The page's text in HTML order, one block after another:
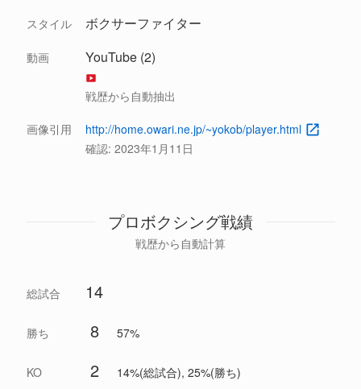
スタイル ボクサーファイター
動画 YouTube (2)
戦歴から自動抽出
画像引用
http://home.owari.ne.jp/~yokob/player.html
確認: 2023年1月11日
プロボクシング戦績
戦歴から自動計算
総試合 14
勝ち 8 57%
KO 2 14%(総試合), 25%(勝ち)